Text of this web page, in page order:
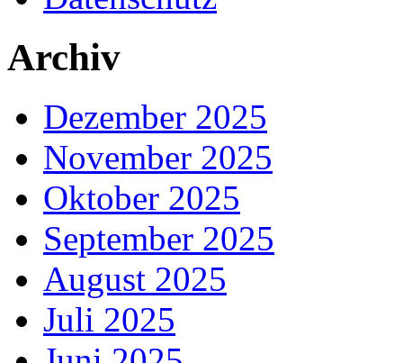
Archiv
Dezember 2025
November 2025
Oktober 2025
September 2025
August 2025
Juli 2025